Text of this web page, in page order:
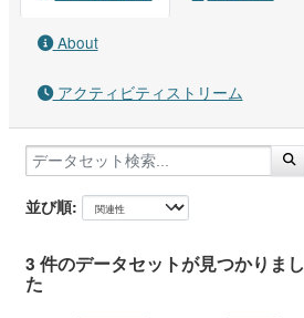
About
アクティビティストリーム
並び順
3 件のデータセットが見つかりまし
た